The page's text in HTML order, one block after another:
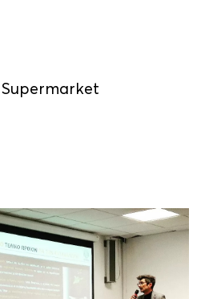
Supermarket